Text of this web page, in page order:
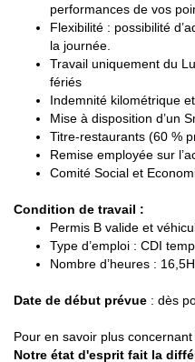
performances de vos
Flexibilité : possibilité
la journée.
Travail uniquement du
fériés
Indemnité kilométrique
Mise à disposition d’un
Titre-restaurants (60 %
Remise employée sur
Comité Social et
Condition de travail :
Permis B valide et
Type d’emploi : CDI
Nombre d’heures :
Date de début prévue : dès
Pour en savoir plus
Notre état d'esprit fait la